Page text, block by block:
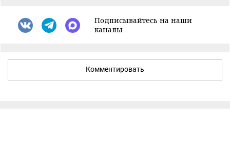
Подписывайтесь на наши
каналы
Комментировать